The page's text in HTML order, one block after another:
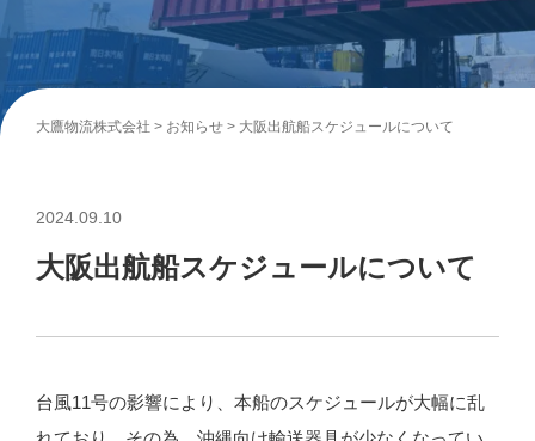
大鷹物流株式会社 > お知らせ > 大阪出航船スケジュールについて
2024.09.10
大阪出航船スケジュールについて
台風11号の影響により、本船のスケジュールが大幅に乱